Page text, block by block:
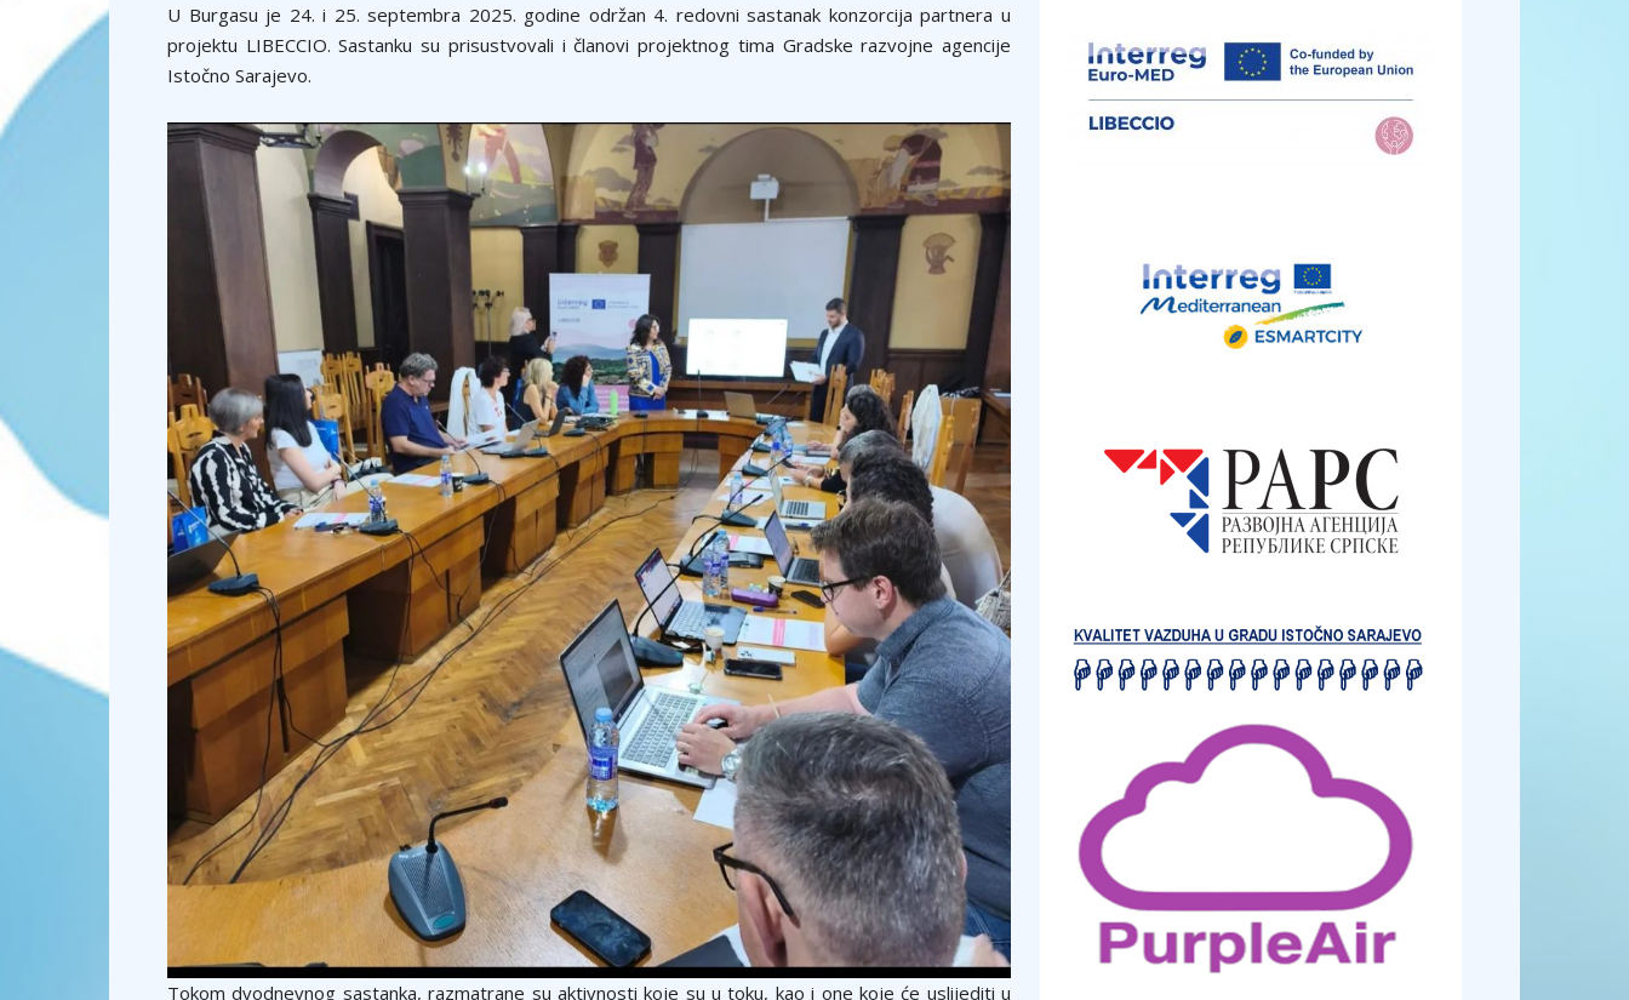
U Burgasu je 24. i 25. septembra 2025. godine održan 4. redovni sastanak konzorcija partnera u
projektu LIBECCIO. Sastanku su prisustvovali i članovi projektnog tima Gradske razvojne agencije
Istočno Sarajevo.
Tokom dvodnevnog sastanka, razmatrane su aktivnosti koje su u toku, kao i one koje će uslijediti u